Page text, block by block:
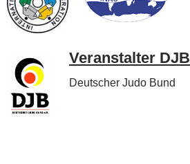
Veranstalter DJB
Deutscher Judo Bund